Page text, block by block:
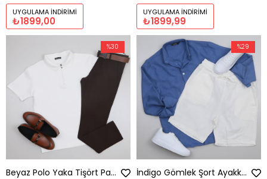
UYGULAMA İNDIRIMI
₺1899,00
UYGULAMA İNDIRIMI
₺1899,99
Beyaz Polo Yaka Tişört Pantolon Kombini Erkek | Slim Fit Şık Günlük Set
%30
İndigo Gömlek Şort Ayakkabı Kombini
%29